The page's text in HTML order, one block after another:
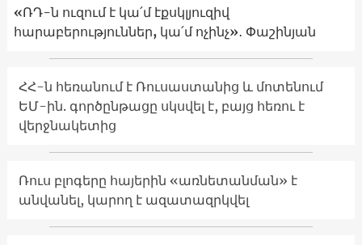
«ՌԴ-ն ուզում է կա՛մ էքսկլյուզիվ
հարաբերություններ, կա՛մ ոչինչ»․ Փաշինյան
ՀՀ-ն հեռանում է Ռուսաստանից և մոտենում
ԵՄ-ին. գործընթացը սկսվել է, բայց հեռու է
վերջնակետից
Ռուս բլոգերը հայերին «առնետանման» է
անվանել, կարող է ազատազրկվել